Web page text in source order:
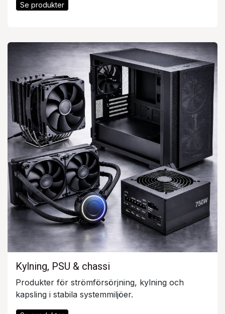
Se produkter
Kylning, PSU & chassi
Produkter för strömförsörjning, kylning och
kapsling i stabila systemmiljöer.